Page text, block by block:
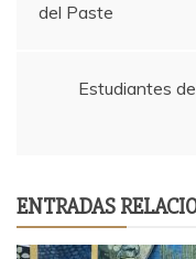
entradas
del Paste
Estudiantes
ENTRADAS